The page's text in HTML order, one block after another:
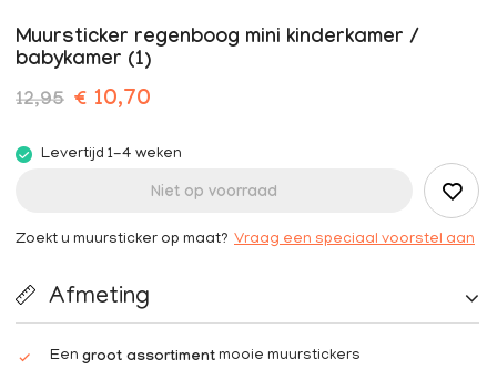
Muursticker regenboog mini kinderkamer /
babykamer (1)
12,95 € 10,70
Levertijd 1-4 weken
Niet op voorraad
Zoekt u muursticker op maat? Vraag een speciaal voorstel aan
Afmeting
Een groot assortiment mooie muurstickers